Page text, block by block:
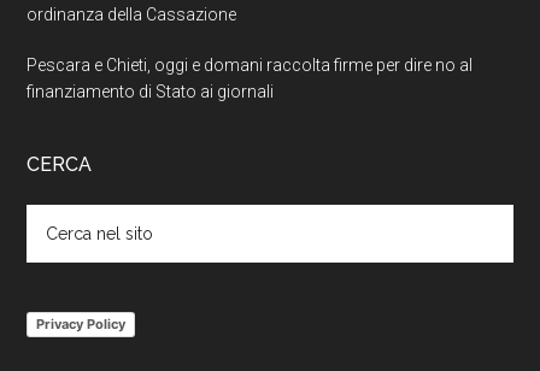
ordinanza della Cassazione
Pescara e Chieti, oggi e domani raccolta firme per dire no al
finanziamento di Stato ai giornali
CERCA
nel
sito
Privacy Policy